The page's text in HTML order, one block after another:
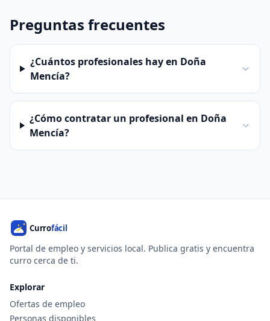
Preguntas frecuentes
¿Cuántos profesionales hay en Doña
Mencía?
¿Cómo contratar un profesional en Doña
Mencía?
Portal de empleo y servicios local. Publica gratis y encuentra
curro cerca de ti.
Explorar
Ofertas de empleo
Personas disponibles